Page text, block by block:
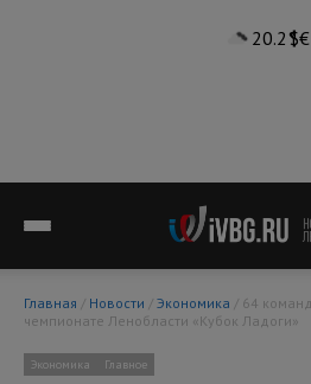
20.2°$€
Главная / Новости / Экономика
чемпионате Ленобласти «Кубок Ладоги»
Экономика Главное